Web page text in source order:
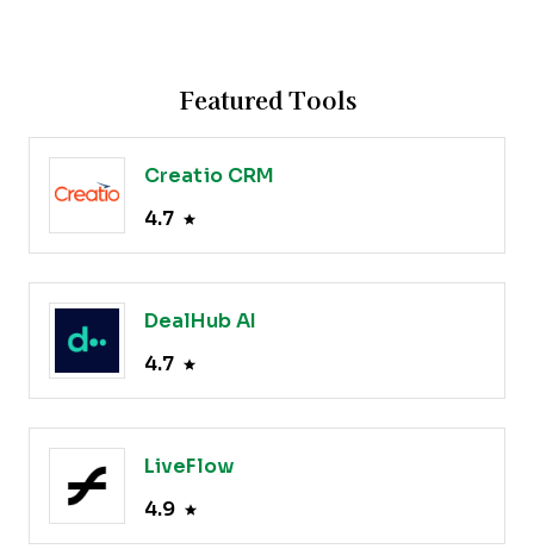
Featured Tools
Creatio CRM
4.7
DealHub AI
4.7
LiveFlow
4.9